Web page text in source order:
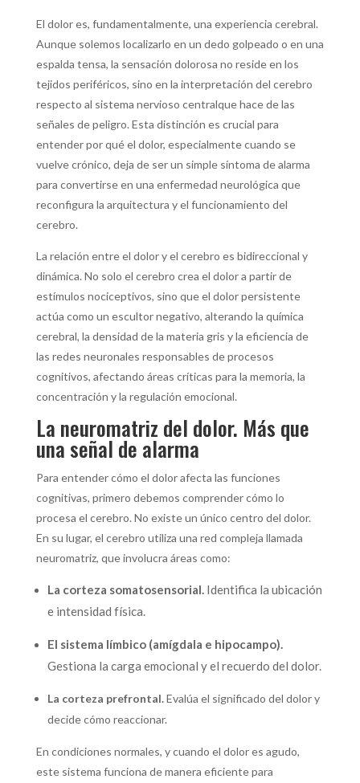
El dolor es, fundamentalmente, una experiencia cerebral.
Aunque solemos localizarlo en un dedo golpeado o en una
espalda tensa, la sensación dolorosa no reside en los
tejidos periféricos, sino en la interpretación del cerebro
respecto al sistema nervioso centralque hace de las
señales de peligro. Esta distinción es crucial para
entender por qué el dolor, especialmente cuando se
vuelve crónico, deja de ser un simple síntoma de alarma
para convertirse en una enfermedad neurológica que
reconfigura la arquitectura y el funcionamiento del
cerebro.
La relación entre el dolor y el cerebro es bidireccional y
dinámica. No solo el cerebro crea el dolor a partir de
estímulos nociceptivos, sino que el dolor persistente
actúa como un escultor negativo, alterando la química
cerebral, la densidad de la materia gris y la eficiencia de
las redes neuronales responsables de procesos
cognitivos, afectando áreas críticas para la memoria, la
concentración y la regulación emocional.
La neuromatriz del dolor. Más que
una señal de alarma
Para entender cómo el dolor afecta las funciones
cognitivas, primero debemos comprender cómo lo
procesa el cerebro. No existe un único centro del dolor.
En su lugar, el cerebro utiliza una red compleja llamada
neuromatriz, que involucra áreas como:
La corteza somatosensorial.Identifica la ubicación
e intensidad física.
El sistema límbico (amígdala e hipocampo).
Gestiona la carga emocional y el recuerdo del dolor.
La corteza prefrontal.Evalúa el significado del dolor y
decide cómo reaccionar.
En condiciones normales, y cuando el dolor es agudo,
este sistema funciona de manera eficiente para